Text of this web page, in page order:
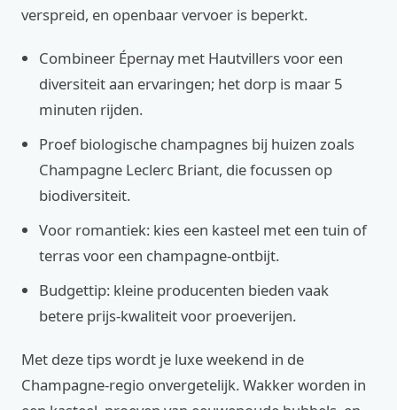
verspreid, en openbaar vervoer is beperkt.
Combineer Épernay met Hautvillers voor een
diversiteit aan ervaringen; het dorp is maar 5
minuten rijden.
Proef biologische champagnes bij huizen zoals
Champagne Leclerc Briant, die focussen op
biodiversiteit.
Voor romantiek: kies een kasteel met een tuin of
terras voor een champagne-ontbijt.
Budgettip: kleine producenten bieden vaak
betere prijs-kwaliteit voor proeverijen.
Met deze tips wordt je luxe weekend in de
Champagne-regio onvergetelijk. Wakker worden in